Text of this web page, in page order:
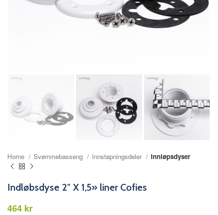
Home Svømmebasseng Innstøpningsdeler Innløpsdyser
Indløbsdyse 2″ X 1,5» liner Cofies
kr